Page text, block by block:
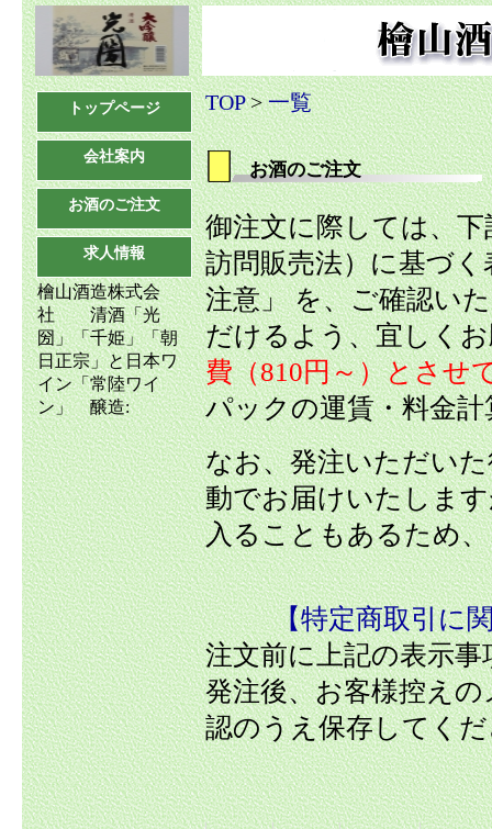
トップページ
会社案内
お酒のご注文
求人情報
檜山酒造株式会
社 清酒「光
圀」「千姫」「朝
日正宗」と日本ワ
イン「常陸ワイ
ン」 醸造:
TOP>一覧
お酒のご注文
御注文に際しては、
訪問販売法）に基づ
注意」 を、ご確認い
だけるよう、宜しく
費（810円～）とさせ
パックの運賃・料金
なお、発注いただい
動でお届けいたしま
入ることもあるため
【特定商取引に
注文前に上記の表示
発注後、お客様控え
認のうえ保存してく